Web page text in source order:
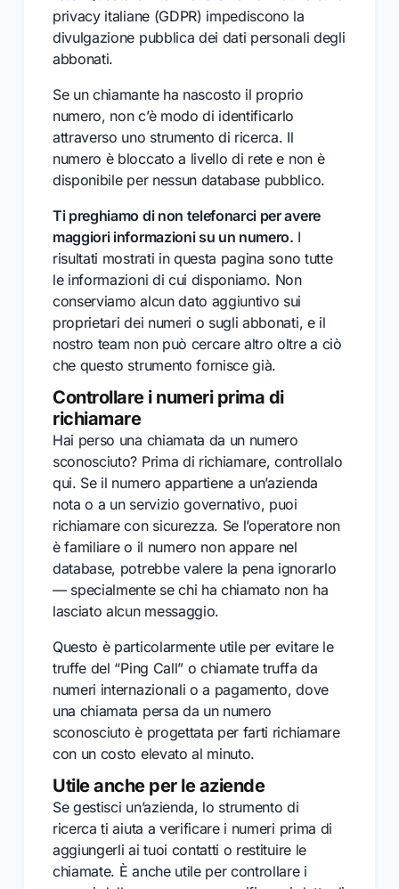
privacy italiane (GDPR) impediscono la
divulgazione pubblica dei dati personali degli
abbonati.
Se un chiamante ha nascosto il proprio
numero, non c’è modo di identificarlo
attraverso uno strumento di ricerca. Il
numero è bloccato a livello di rete e non è
disponibile per nessun database pubblico.
Ti preghiamo di non telefonarci per avere
maggiori informazioni su un numero. I
risultati mostrati in questa pagina sono tutte
le informazioni di cui disponiamo. Non
conserviamo alcun dato aggiuntivo sui
proprietari dei numeri o sugli abbonati, e il
nostro team non può cercare altro oltre a ciò
che questo strumento fornisce già.
Controllare i numeri prima di
richiamare
Hai perso una chiamata da un numero
sconosciuto? Prima di richiamare, controllalo
qui. Se il numero appartiene a un’azienda
nota o a un servizio governativo, puoi
richiamare con sicurezza. Se l’operatore non
è familiare o il numero non appare nel
database, potrebbe valere la pena ignorarlo
— specialmente se chi ha chiamato non ha
lasciato alcun messaggio.
Questo è particolarmente utile per evitare le
truffe del “Ping Call” o chiamate truffa da
numeri internazionali o a pagamento, dove
una chiamata persa da un numero
sconosciuto è progettata per farti richiamare
con un costo elevato al minuto.
Utile anche per le aziende
Se gestisci un’azienda, lo strumento di
ricerca ti aiuta a verificare i numeri prima di
aggiungerli ai tuoi contatti o restituire le
chiamate. È anche utile per controllare i